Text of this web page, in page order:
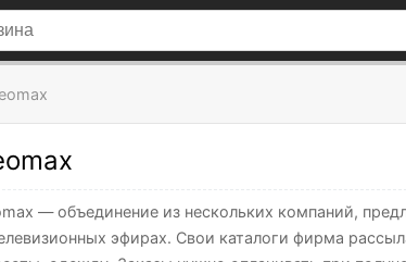
— объединение из нескольких компаний,
эфирах. Свои каталоги фирма